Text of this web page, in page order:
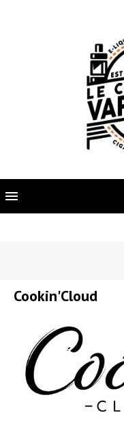

Cookin'Cloud